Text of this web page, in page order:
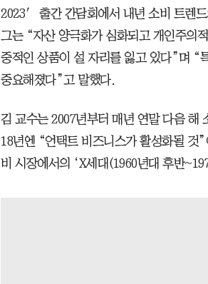
2023′ 출간 간담회에서 내년 소비 트렌
그는 “자산 양극화가 심화되고 개인주의
중적인 상품이 설 자리를 잃고 있다”며 “
중요해졌다”고 말했다.
김 교수는 2007년부터 매년 연말 다음 해
18년엔 “언택트 비즈니스가 활성화될 것
비 시장에서의 ‘X세대(1960년대 후반